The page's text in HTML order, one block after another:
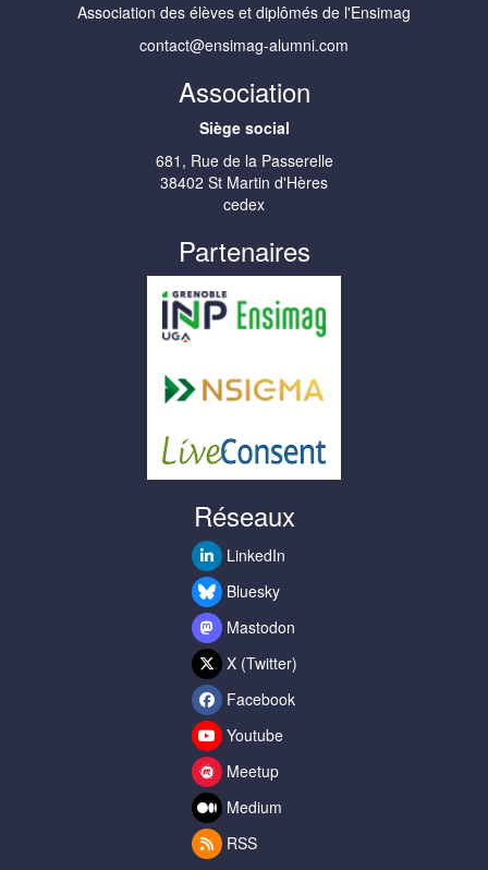
Association des élèves et diplômés de l'Ensimag
contact@ensimag-alumni.com
Association
Siège social
681, Rue de la Passerelle
38402 St Martin d'Hères
cedex
Partenaires
Réseaux
LinkedIn
Bluesky
Mastodon
X (Twitter)
Facebook
Youtube
Meetup
Medium
RSS